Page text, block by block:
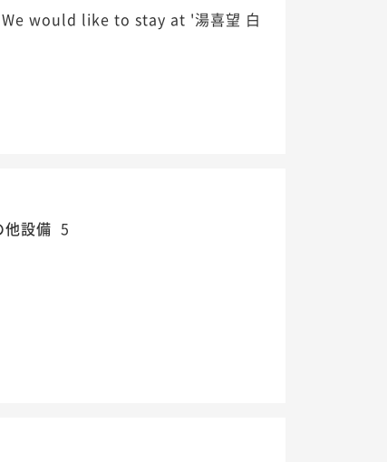
would like to stay at '湯喜望 白
他設備 5